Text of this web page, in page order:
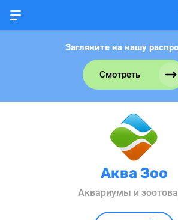
Загляните на нашу
Смотреть
Аква Зоо
Аквариумы и